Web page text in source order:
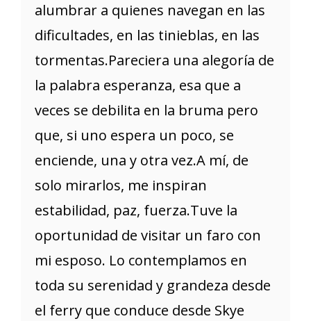
alumbrar a quienes navegan en las
dificultades, en las tinieblas, en las
tormentas.Pareciera una alegoría de
la palabra esperanza, esa que a
veces se debilita en la bruma pero
que, si uno espera un poco, se
enciende, una y otra vez.A mí, de
solo mirarlos, me inspiran
estabilidad, paz, fuerza.Tuve la
oportunidad de visitar un faro con
mi esposo. Lo contemplamos en
toda su serenidad y grandeza desde
el ferry que conduce desde Skye